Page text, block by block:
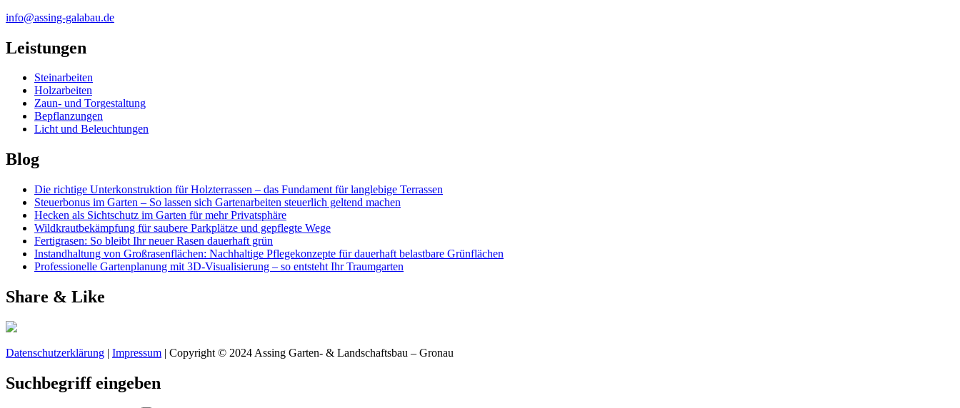
info@assing-galabau.de
Leistungen
Steinarbeiten
Holzarbeiten
Zaun- und Torgestaltung
Bepflanzungen
Licht und Beleuchtungen
Blog
Die richtige Unterkonstruktion für Holzterrassen – das Fundament für langlebige Terrassen
Steuerbonus im Garten – So lassen sich Gartenarbeiten steuerlich geltend machen
Hecken als Sichtschutz im Garten für mehr Privatsphäre
Wildkrautbekämpfung für saubere Parkplätze und gepflegte Wege
Fertigrasen: So bleibt Ihr neuer Rasen dauerhaft grün
Instandhaltung von Großrasenflächen: Nachhaltige Pflegekonzepte für dauerhaft belastbare Grünflächen
Professionelle Gartenplanung mit 3D-Visualisierung – so entsteht Ihr Traumgarten
Share & Like
Datenschutzerklärung | Impressum | Copyright © 2024 Assing Garten- & Landschaftsbau – Gronau
Suchbegriff eingeben